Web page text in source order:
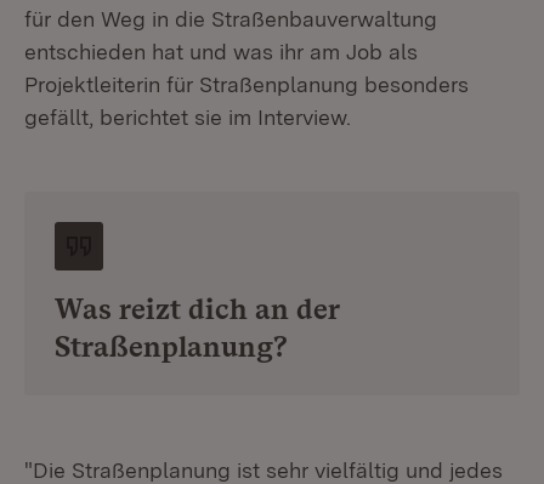
für den Weg in die Straßenbauverwaltung
entschieden hat und was ihr am Job als
Projektleiterin für Straßenplanung besonders
gefällt, berichtet sie im Interview.
Was reizt dich an der
Straßenplanung?
"Die Straßenplanung ist sehr vielfältig und jedes